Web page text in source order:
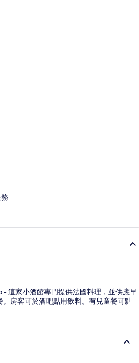
- 這家小酒館專門提供法國料理，並供應早
。房客可於酒吧點用飲料。有兒童餐可點